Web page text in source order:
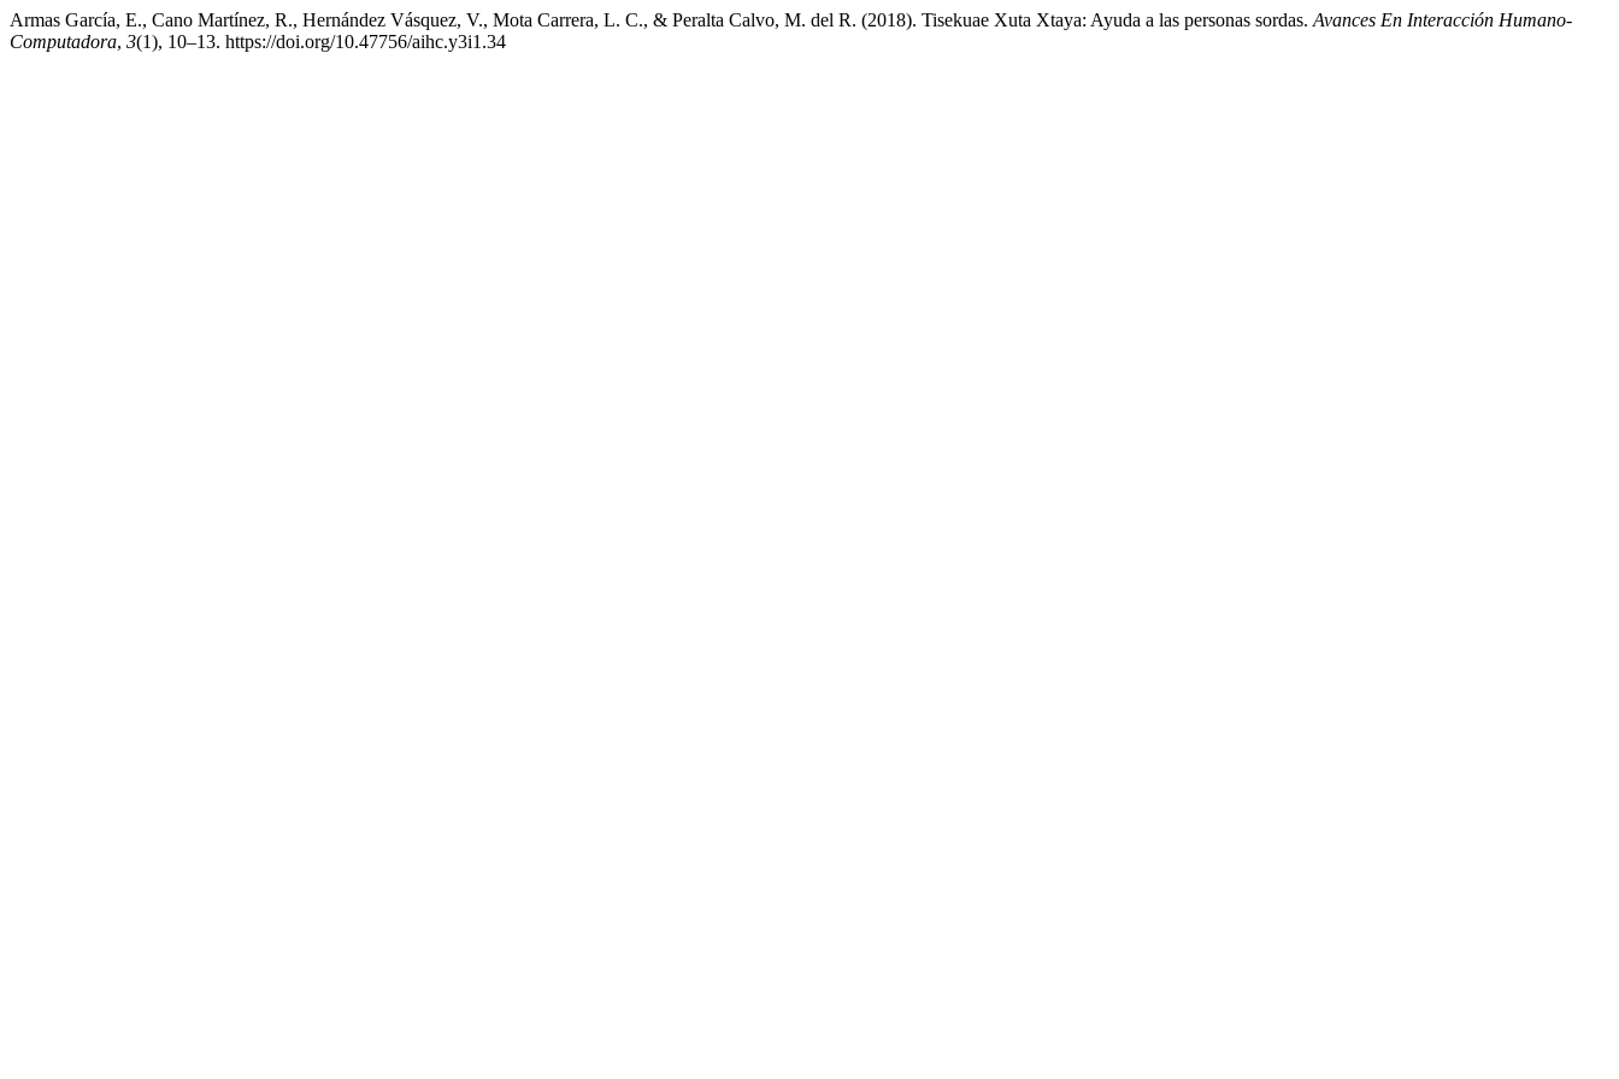
Armas García, E., Cano Martínez, R., Hernández Vásquez, V., Mota Carrera, L. C., & Peralta Calvo, M. del R. (2018). Tisekuae Xuta Xtaya: Ayuda a las personas sordas. Avances En Interacción Humano-
Computadora, 3(1), 10–13. https://doi.org/10.47756/aihc.y3i1.34